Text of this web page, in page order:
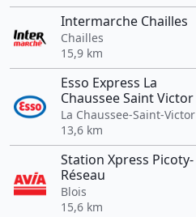
Intermarche Chailles
Chailles
15,9 km
Esso Express La
Chaussee Saint Victor
La Chaussee-Saint-Victor
13,6 km
Station Xpress Picoty-
Réseau
Blois
15,6 km